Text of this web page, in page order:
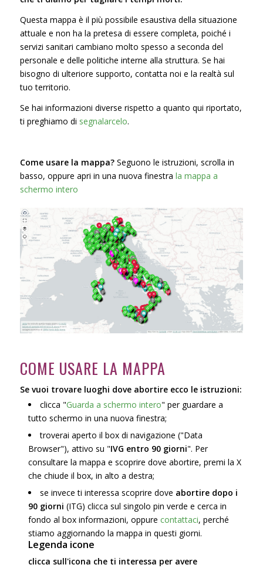
Questa mappa è il più possibile esaustiva della situazione
attuale e non ha la pretesa di essere completa, poiché i
servizi sanitari cambiano molto spesso a seconda del
personale e delle politiche interne alla struttura. Se hai
bisogno di ulteriore supporto, contatta noi e la realtà sul
tuo territorio.
Se hai informazioni diverse rispetto a quanto qui riportato,
ti preghiamo di segnalarcelo.
Come usare la mappa?Seguono le istruzioni, scrolla in
basso, oppure apri in una nuova finestra la mappa a
schermo intero
COME USARE LA MAPPA
Se vuoi trovare luoghi dove abortire ecco le istruzioni:
clicca "Guarda a schermo intero" per guardare a
tutto schermo in una nuova finestra;
troverai aperto il box di navigazione ("Data
Browser"), attivo su "IVG entro 90 giorni". Per
consultare la mappa e scoprire dove abortire, premi la X
che chiude il box, in alto a destra;
se invece ti interessa scoprire dove abortire dopo i
90 giorni (ITG) clicca sul singolo pin verde e cerca in
fondo al box informazioni, oppure contattaci, perché
stiamo aggiornando la mappa in questi giorni.
Legenda icone
clicca sull'icona che ti interessa per avere